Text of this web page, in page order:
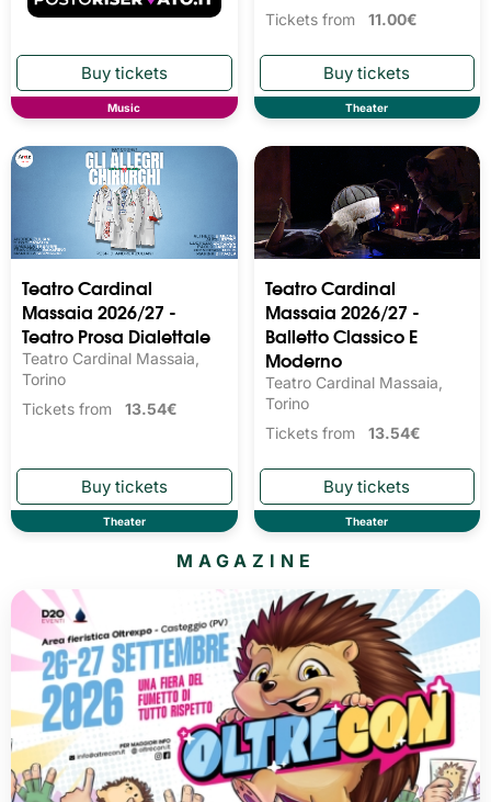
Music
Tickets from 11.00€
Theater
Teatro Cardinal
Massaia 2026/27 -
Teatro Prosa Dialettale
Teatro Cardinal Massaia,
Torino
Tickets from 13.54€
Theater
Teatro Cardinal
Massaia 2026/27 -
Balletto Classico E
Moderno
Teatro Cardinal Massaia,
Torino
Tickets from 13.54€
Theater
MAGAZINE